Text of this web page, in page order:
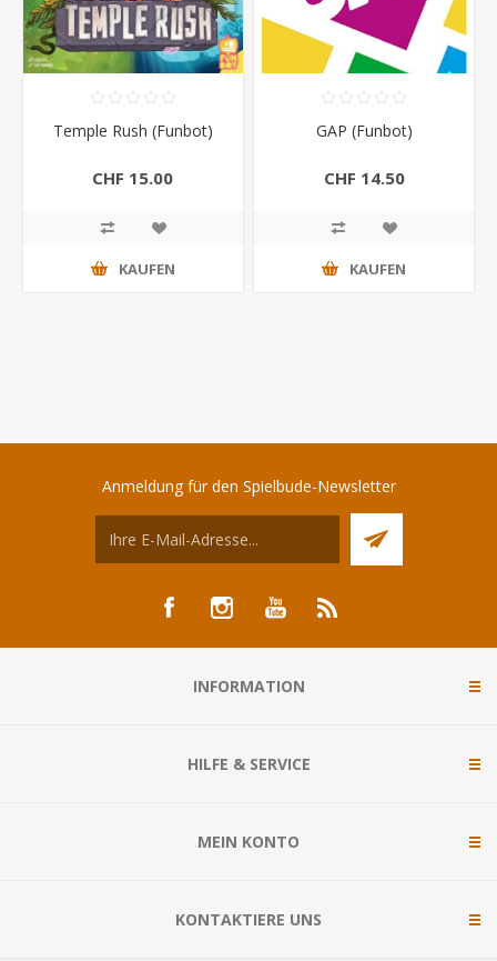
Temple Rush (Funbot)
CHF 15.00
KAUFEN
GAP (Funbot)
CHF 14.50
KAUFEN
Anmeldung für den Spielbude-Newsletter
INFORMATION
HILFE & SERVICE
MEIN KONTO
KONTAKTIERE UNS